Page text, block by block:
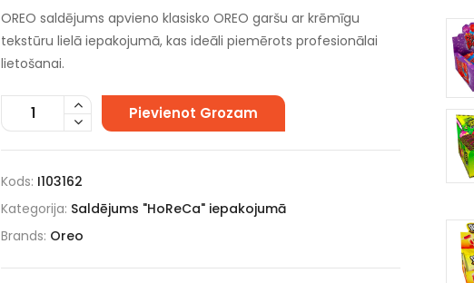
OREO saldējums apvieno klasisko OREO garšu ar krēmīgu
tekstūru lielā iepakojumā, kas ideāli piemērots profesionālai
lietošanai.
Pievienot Grozam
Kods: I103162
Kategorija: Saldējums "HoReCa" iepakojumā
Brands: Oreo